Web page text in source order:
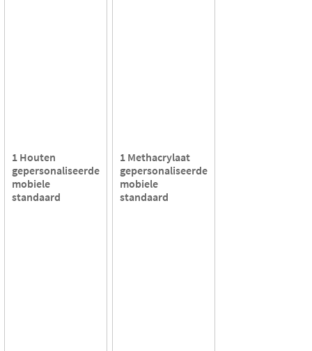
1 Houten
gepersonaliseerde
mobiele
standaard
1 Methacrylaat
gepersonaliseerde
mobiele
standaard